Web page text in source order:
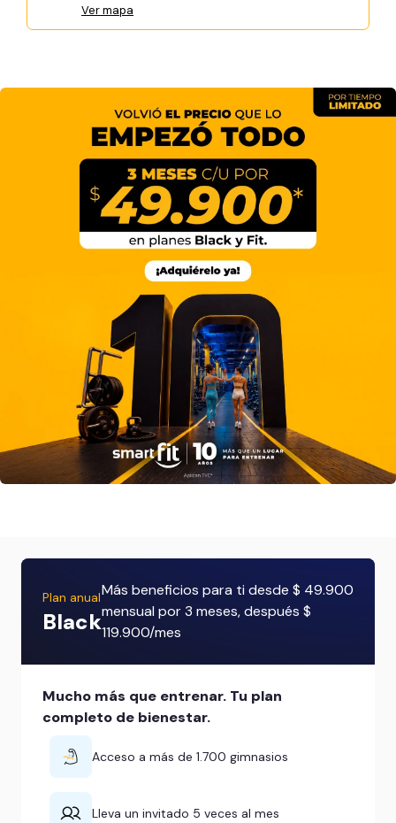
Ver mapa
Plan anual
Black
Más beneficios para ti desde $ 49.900
mensual por 3 meses, después $
119.900/mes
Mucho más que entrenar. Tu plan
completo de bienestar.
Acceso a más de 1.700 gimnasios
Lleva un invitado 5 veces al mes